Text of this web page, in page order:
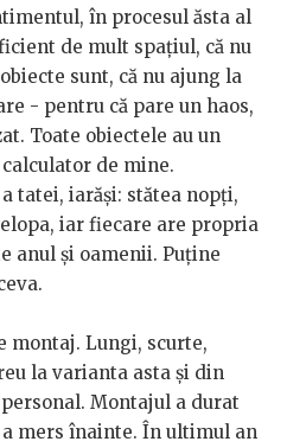
în procesul ăsta al
de mult spațiul, că nu
sunt, că nu ajung la
- pentru că pare un haos,
Toate obiectele au un
de mine.
tatei, iarăși: stătea nopți,
iar fiecare are propria
anul și oamenii. Puține
montaj. Lungi, scurte,
la varianta asta și din
Montajul a durat
mers înainte. În ultimul an